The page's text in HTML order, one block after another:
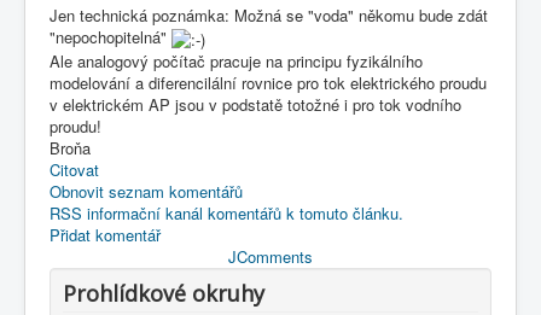
Jen technická poznámka: Možná se "voda" někomu bude zdát
"nepochopitelná"
Ale analogový počítač pracuje na principu fyzikálního
modelování a diferencilální rovnice pro tok elektrického proudu
v elektrickém AP jsou v podstatě totožné i pro tok vodního
proudu!
Broňa
Citovat
Obnovit seznam komentářů
RSS informační kanál komentářů k tomuto článku.
Přidat komentář
JComments
Prohlídkové okruhy